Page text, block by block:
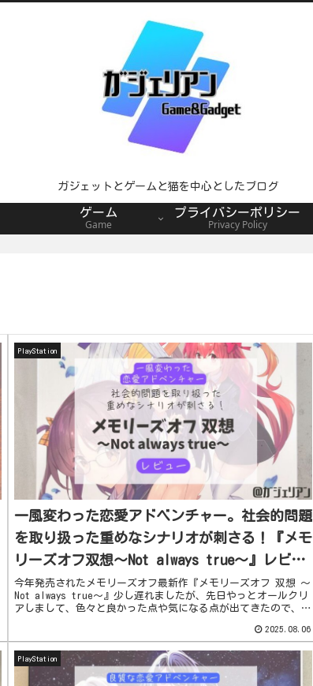
ガジェットとゲームと猫を中心としたブログ
ゲーム
Game
プライバシーポリシー
Privacy Policy
PlayStation
一風変わった恋愛アドベンチャー。社会的問題
を取り扱った重めなシナリオが刺さる！『メモ
リーズオフ双想～Not always true～』レビュ
ー【PS5】
今年発売されたメモリーズオフ最新作『メモリーズオフ 双想 ～
Not always true～』少し遅れましたが、先日やっとオールクリ
アしまして、色々と良かった点や気になる点が出てきたので、簡
2025.08.06
PlayStation